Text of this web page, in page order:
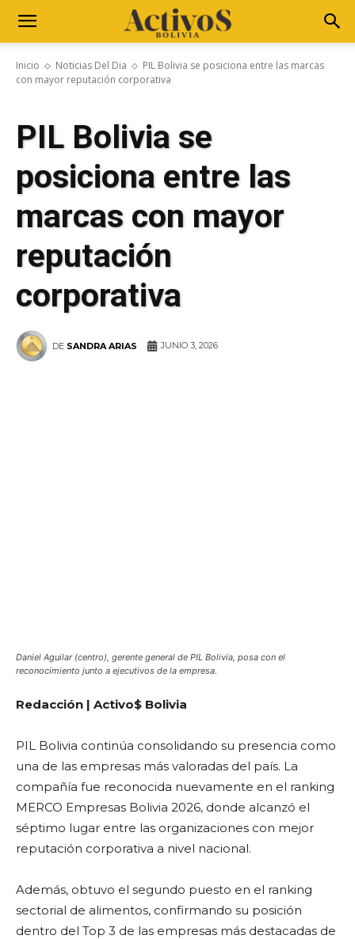
Inicio Noticias Del Dia
PIL Bolivia se posiciona entre las marcas
con mayor reputación corporativa
PIL Bolivia se
posiciona entre las
marcas con mayor
reputación
corporativa
DE SANDRA ARIAS JUNIO 3, 2026
Daniel Aguilar (centro), gerente general de PIL Bolivia, posa con el
reconocimiento junto a ejecutivos de la empresa.
Redacción | Activo$ Bolivia
PIL Bolivia continúa consolidando su presencia como
una de las empresas más valoradas del país. La
compañía fue reconocida nuevamente en el ranking
MERCO Empresas Bolivia 2026, donde alcanzó el
séptimo lugar entre las organizaciones con mejor
reputación corporativa a nivel nacional.
Además, obtuvo el segundo puesto en el ranking
sectorial de alimentos, confirmando su posición
dentro del Top 3 de las empresas más destacadas de